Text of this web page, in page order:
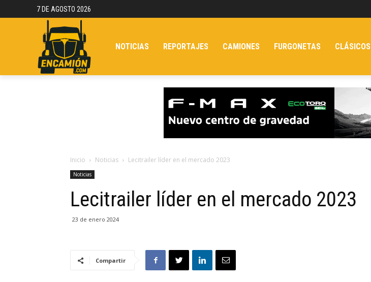
7 DE AGOSTO 2026
NOTICIAS REPORTAJES CAMIONES FURGONETAS CLÁSICOS
Inicio Noticias Lecitrailer líder en el mercado 2023
Noticias
Lecitrailer líder en el mercado 2023
23 de enero 2024
Compartir